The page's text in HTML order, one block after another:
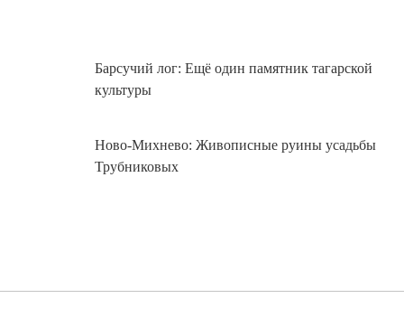
Барсучий лог: Ещё один памятник тагарской
культуры
Ново-Михнево: Живописные руины усадьбы
Трубниковых